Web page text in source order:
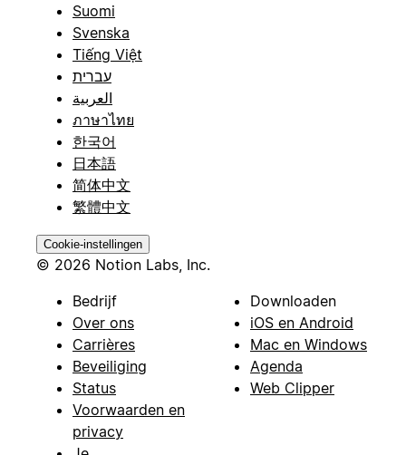
Suomi
Svenska
Tiếng Việt
עברית
العربية
ภาษาไทย
한국어
日本語
简体中文
繁體中文
Cookie-instellingen
© 2026 Notion Labs, Inc.
Bedrijf
Over ons
Carrières
Beveiliging
Status
Voorwaarden en
privacy
Downloaden
iOS en Android
Mac en Windows
Agenda
Web Clipper